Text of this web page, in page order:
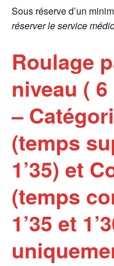
Sous réserve d’un
réserver le service
Roulage
niveau (
–
(temps
1’35) et
(temps
1’35 et